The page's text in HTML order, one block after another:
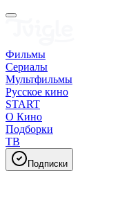
Фильмы
Сериалы
Мультфильмы
Русское кино
START
О Кино
Подборки
ТВ
Подписки